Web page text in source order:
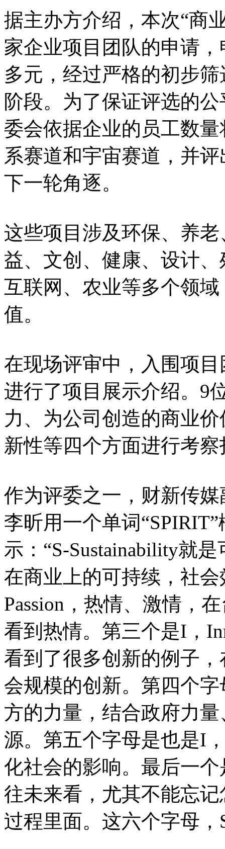
据主办方介绍，本次“商
家企业项目团队的申请
多元，经过严格的初步
阶段。为了保证评选的
委会依据企业的员工数
系赛道和宇宙赛道，并
下一轮角逐。
这些项目涉及环保、养
益、文创、健康、设计
互联网、农业等多个领
值。
在现场评审中，入围项
进行了项目展示介绍。9
力、为公司创造的商业
新性等四个方面进行考察
作为评委之一，财新传
李​昕用一个单词
示：“S-Sustainability就
在商业上的可持续，社
Passion，热情、激情，
看到热情。第三个是I，
看到了很多创新的例子
会规模的创新。第四个字
方的力量，结合政府力
源。第五个字母是也是I
化社会的影响。最后一
往未来看，尤其不能忘
过程里面。这六个字母